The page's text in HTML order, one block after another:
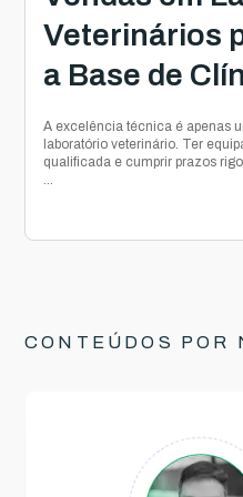
Veterinários
a Base de
A excelência técnica é apenas
laboratório veterinário. Ter
qualificada e cumprir prazos
...
CONTEÚDOS POR